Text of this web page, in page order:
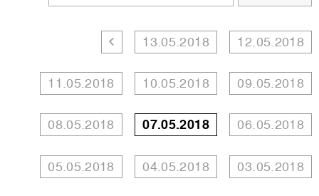
13.05.2018 12.05.2018
11.05.2018 10.05.2018 09.05.2018
08.05.2018 07.05.2018 06.05.2018
05.05.2018 04.05.2018 03.05.2018